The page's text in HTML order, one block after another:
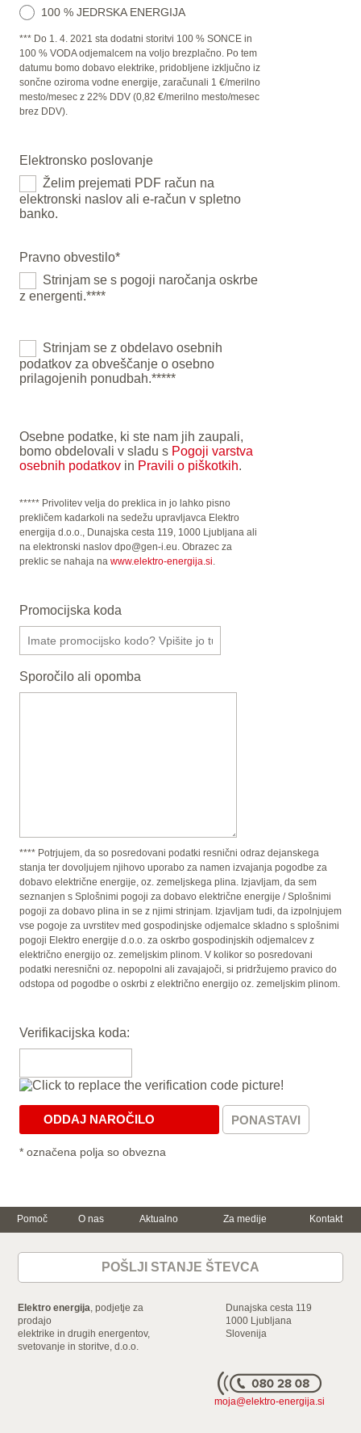
100 % JEDRSKA ENERGIJA
*** Do 1. 4. 2021 sta dodatni storitvi 100 % SONCE in
100 % VODA odjemalcem na voljo brezplačno. Po tem
datumu bomo dobavo elektrike, pridobljene izključno iz
sončne oziroma vodne energije, zaračunali 1 €/merilno
mesto/mesec z 22% DDV (0,82 €/merilno mesto/mesec
brez DDV).
Elektronsko poslovanje
Želim prejemati PDF račun na
elektronski naslov ali e-račun v spletno
banko.
Pravno obvestilo*
Strinjam se s pogoji naročanja oskrbe
z energenti.****
Strinjam se z obdelavo osebnih
podatkov za obveščanje o osebno
prilagojenih ponudbah.*****
Osebne podatke, ki ste nam jih zaupali,
bomo obdelovali v sladu s Pogoji varstva
osebnih podatkovin Pravili o piškotkih.
***** Privolitev velja do preklica in jo lahko pisno
prekličem kadarkoli na sedežu upravljavca Elektro
energija d.o.o., Dunajska cesta 119, 1000 Ljubljana ali
na elektronski naslov dpo@gen-i.eu. Obrazec za
preklic se nahaja na www.elektro-energija.si.
Promocijska koda
Sporočilo ali opomba
**** Potrjujem, da so posredovani podatki resnični odraz dejanskega
stanja ter dovoljujem njihovo uporabo za namen izvajanja pogodbe za
dobavo električne energije, oz. zemeljskega plina. Izjavljam, da sem
seznanjen s Splošnimi pogoji za dobavo električne energije / Splošnimi
pogoji za dobavo plina in se z njimi strinjam. Izjavljam tudi, da izpolnjujem
vse pogoje za uvrstitev med gospodinjske odjemalce skladno s splošnimi
pogoji Elektro energije d.o.o. za oskrbo gospodinjskih odjemalcev z
električno energijo oz. zemeljskim plinom. V kolikor so posredovani
podatki neresnični oz. nepopolni ali zavajajoči, si pridržujemo pravico do
odstopa od pogodbe o oskrbi z električno energijo oz. zemeljskim plinom.
Verifikacijska koda:
* označena polja so obvezna
Za dom
Storitve
Dokumenti in
ceniki
Za podjetje
Električna energija
Mala in srednja
Velika podjetja in
industrija
Trajnostna
energija in
Varčujte skupaj z
nami
Gospodinjski
Pomoč O nas Aktualno Za medije Kontakt
POŠLJI STANJE ŠTEVCA
Elektro energija , podjetje za
prodajo
elektrike in drugih energentov,
svetovanje in storitve, d.o.o.
Dunajska cesta 119
1000 Ljubljana
Slovenija
moja@elektro-energija.si